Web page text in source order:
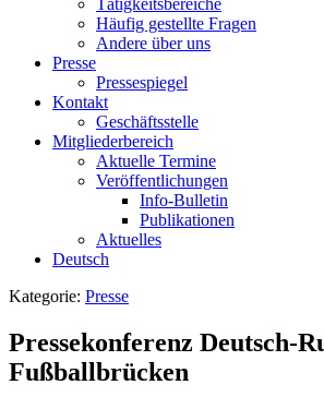
Tätigkeitsbereiche
Häufig gestellte Fragen
Andere über uns
Presse
Pressespiegel
Kontakt
Geschäftsstelle
Mitgliederbereich
Aktuelle Termine
Veröffentlichungen
Info-Bulletin
Publikationen
Aktuelles
Deutsch
Kategorie: Presse
Pressekonferenz Deutsch-
Fußballbrücken